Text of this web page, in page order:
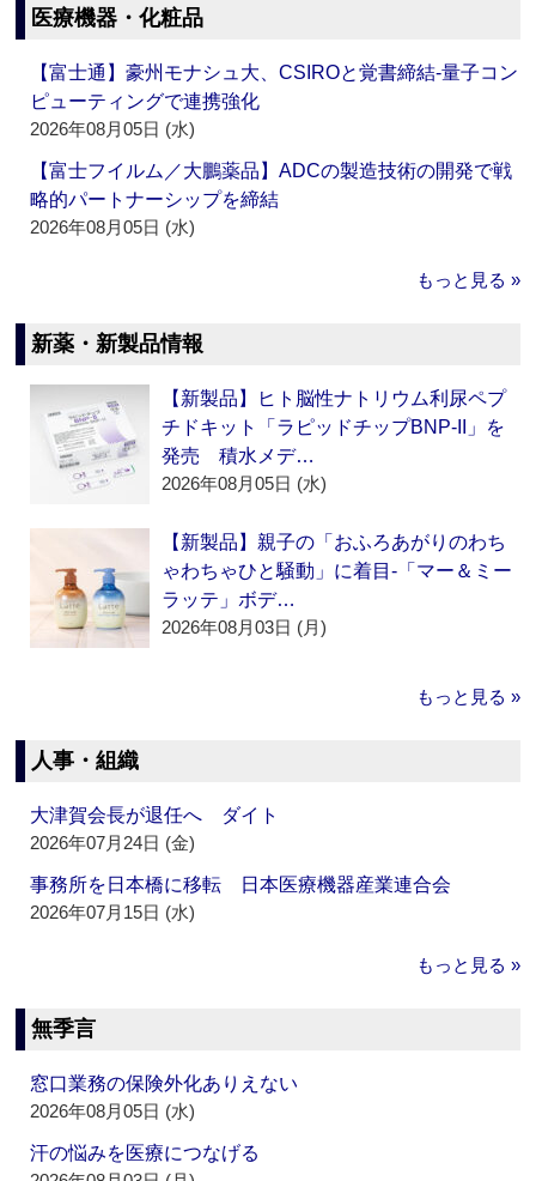
医療機器・化粧品
【富士通】豪州モナシュ大、CSIROと覚書締結‐量子コン
ピューティングで連携強化
2026年08月05日 (水)
【富士フイルム／大鵬薬品】ADCの製造技術の開発で戦
略的パートナーシップを締結
2026年08月05日 (水)
もっと見る »
新薬・新製品情報
【新製品】ヒト脳性ナトリウム利尿ペプ
チドキット「ラピッドチップBNP-II」を
発売 積水メデ…
2026年08月05日 (水)
【新製品】親子の「おふろあがりのわち
ゃわちゃひと騒動」に着目‐「マー＆ミー
ラッテ」ボデ…
2026年08月03日 (月)
もっと見る »
人事・組織
大津賀会長が退任へ ダイト
2026年07月24日 (金)
事務所を日本橋に移転 日本医療機器産業連合会
2026年07月15日 (水)
もっと見る »
無季言
窓口業務の保険外化ありえない
2026年08月05日 (水)
汗の悩みを医療につなげる